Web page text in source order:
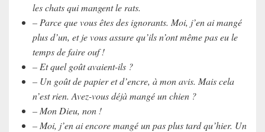
les chats qui mangent le rats.
– Parce que vous êtes des ignorants. Moi, j’en ai mangé
plus d’un, et je vous assure qu’ils n’ont même pas eu le
temps de faire ouf !
– Et quel goût avaient-ils ?
– Un goût de papier et d’encre, à mon avis. Mais cela
n’est rien. Avez-vous déjà mangé un chien ?
– Mon Dieu, non !
– Moi, j’en ai encore mangé un pas plus tard qu’hier. Un